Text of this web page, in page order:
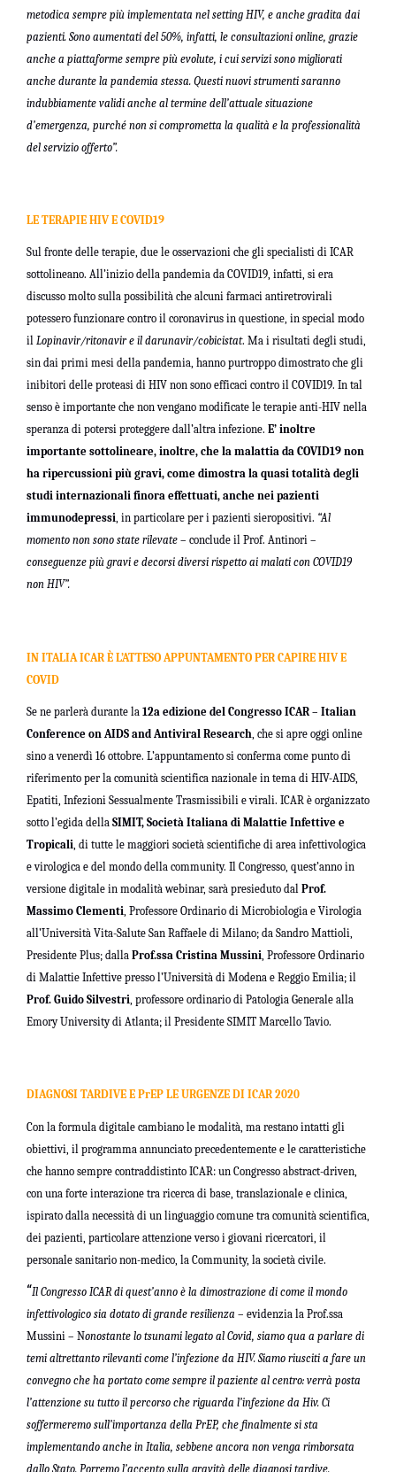
metodica sempre più implementata nel setting HIV, e anche gradita dai
pazienti. Sono aumentati del 50%, infatti, le consultazioni online, grazie
anche a piattaforme sempre più evolute, i cui servizi sono migliorati
anche durante la pandemia stessa. Questi nuovi strumenti saranno
indubbiamente validi anche al termine dell’attuale situazione
d’emergenza, purché non si comprometta la qualità e la professionalità
del servizio offerto”.
LE TERAPIE HIV E COVID19
Sul fronte delle terapie, due le osservazioni che gli specialisti di ICAR
sottolineano. All’inizio della pandemia da COVID19, infatti, si era
discusso molto sulla possibilità che alcuni farmaci antiretrovirali
potessero funzionare contro il coronavirus in questione, in special modo
il Lopinavir/ritonavir e il darunavir/cobicistat. Ma i risultati degli studi,
sin dai primi mesi della pandemia, hanno purtroppo dimostrato che gli
inibitori delle proteasi di HIV non sono efficaci contro il COVID19. In tal
senso è importante che non vengano modificate le terapie anti-HIV nella
speranza di potersi proteggere dall’altra infezione. E’ inoltre
importante sottolineare, inoltre, che la malattia da COVID19 non
ha ripercussioni più gravi, come dimostra la quasi totalità degli
studi internazionali finora effettuati, anche nei pazienti
immunodepressi, in particolare per i pazienti sieropositivi. “Al
momento non sono state rilevate – conclude il Prof. Antinori –
conseguenze più gravi e decorsi diversi rispetto ai malati con COVID19
non HIV”.
IN ITALIA ICAR È L’ATTESO APPUNTAMENTO PER CAPIRE HIV E
COVID
Se ne parlerà durante la 12a edizione del Congresso ICAR – Italian
Conference on AIDS and Antiviral Research, che si apre oggi online
sino a venerdì 16 ottobre. L’appuntamento si conferma come punto di
riferimento per la comunità scientifica nazionale in tema di HIV-AIDS,
Epatiti, Infezioni Sessualmente Trasmissibili e virali. ICAR è organizzato
sotto l’egida della SIMIT, Società Italiana di Malattie Infettive e
Tropicali, di tutte le maggiori società scientifiche di area infettivologica
e virologica e del mondo della community. Il Congresso, quest’anno in
versione digitale in modalità webinar, sarà presieduto dal Prof.
Massimo Clementi, Professore Ordinario di Microbiologia e Virologia
all’Università Vita-Salute San Raffaele di Milano; da Sandro Mattioli,
Presidente Plus; dalla Prof.ssa Cristina Mussini, Professore Ordinario
di Malattie Infettive presso l’Università di Modena e Reggio Emilia; il
Prof. Guido Silvestri, professore ordinario di Patologia Generale alla
Emory University di Atlanta; il Presidente SIMIT Marcello Tavio.
DIAGNOSI TARDIVE E PrEP LE URGENZE DI ICAR 2020
Con la formula digitale cambiano le modalità, ma restano intatti gli
obiettivi, il programma annunciato precedentemente e le caratteristiche
che hanno sempre contraddistinto ICAR: un Congresso abstract-driven,
con una forte interazione tra ricerca di base, translazionale e clinica,
ispirato dalla necessità di un linguaggio comune tra comunità scientifica,
dei pazienti, particolare attenzione verso i giovani ricercatori, il
personale sanitario non-medico, la Community, la società civile.
“Il Congresso ICAR di quest’anno è la dimostrazione di come il mondo
infettivologico sia dotato di grande resilienza – evidenzia la Prof.ssa
Mussini – Nonostante lo tsunami legato al Covid, siamo qua a parlare di
temi altrettanto rilevanti come l’infezione da HIV. Siamo riusciti a fare un
convegno che ha portato come sempre il paziente al centro: verrà posta
l’attenzione su tutto il percorso che riguarda l’infezione da Hiv. Ci
soffermeremo sull’importanza della PrEP, che finalmente si sta
implementando anche in Italia, sebbene ancora non venga rimborsata
dallo Stato. Porremo l’accento sulla gravità delle diagnosi tardive.